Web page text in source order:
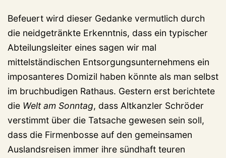
Befeuert wird dieser Gedanke vermutlich durch
die neidgetränkte Erkenntnis, dass ein typischer
Abteilungsleiter eines sagen wir mal
mittelständischen Entsorgungsunternehmens ein
imposanteres Domizil haben könnte als man selbst
im bruchbudigen Rathaus. Gestern erst berichtete
die Welt am Sonntag, dass Altkanzler Schröder
verstimmt über die Tatsache gewesen sein soll,
dass die Firmenbosse auf den gemeinsamen
Auslandsreisen immer ihre sündhaft teuren